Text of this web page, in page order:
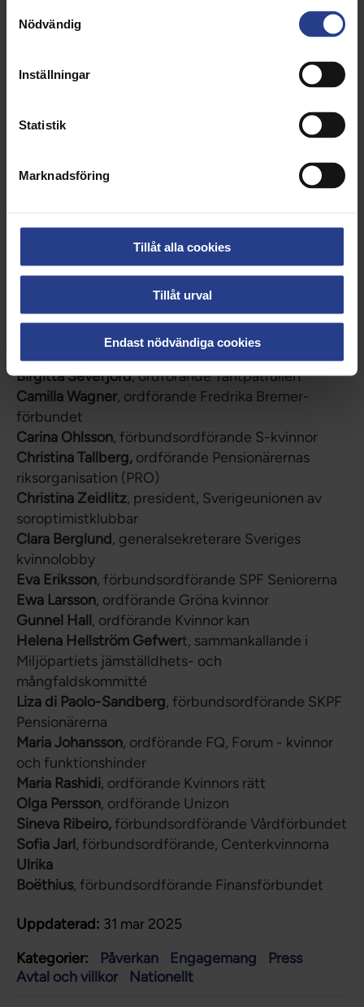
Nödvändig
Inställningar
Statistik
Marknadsföring
Tillåt alla cookies
Tillåt urval
Endast nödvändiga cookies
sluta pensionsgapet.
Höj pensionsavgiften för att möjliggöra högre
Ändra samordningsreglerna med
garantipensionen så att varje intjänad krona
löneutvecklingen i stället för prisutvecklingen.
ojämställda pensionerna är en effekt av ett
ojämställt arbetsliv och att kvinnor tar större
ansvar för det obetalda arbetet. Lönerna måste
kvinnodominerade yrken genom bland annat
rätt till heltid. Politiska reformer krävs för att
föräldraledighet och VAB ska delas mer lika.
Pension hela året-uppropet:
Anders Johansson
Birgitta Sevefjord, ordförande Tantpatrullen
Camilla Wagner, ordförande Fredrika Bremer-
förbundet
Carina Ohlsson, förbundsordförande S-kvinnor
Christina Tallberg, ordförande Pensionärernas
riksorganisation (PRO)
Christina Zeidlitz, president, Sverigeunionen av
soroptimistklubbar
Clara Berglund, generalsekreterare Sveriges
kvinnolobby
Eva Eriksson, förbundsordförande SPF Seniorerna
Ewa Larsson, ordförande Gröna kvinnor
Gunnel Hall, ordförande Kvinnor kan
Helena Hellström Gefwert, sammankallande i
Miljöpartiets jämställdhets- och
mångfaldskommitté
Liza di Paolo-Sandberg, förbundsordförande SKPF
Pensionärerna
Maria Johansson, ordförande FQ, Forum - kvinnor
och funktionshinder
Maria Rashidi, ordförande Kvinnors rätt
Olga Persson, ordförande Unizon
Sineva Ribeiro,förbundsordförande Vårdförbundet
Sofia Jarl, förbundsordförande, Centerkvinnorna
Ulrika
Boëthius, förbundsordförande Finansförbundet
Uppdaterad: 31 mar 2025
Kategorier:
Påverkan Engagemang
Press
Avtal och villkor
Nationellt